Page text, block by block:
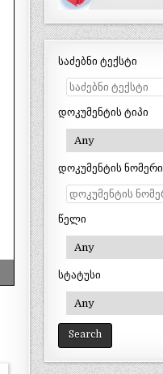
საძებნი ტექსტი
დოკუმენტის ტიპი
დოკუმენტის ნომერი
წელი
სტატუსი